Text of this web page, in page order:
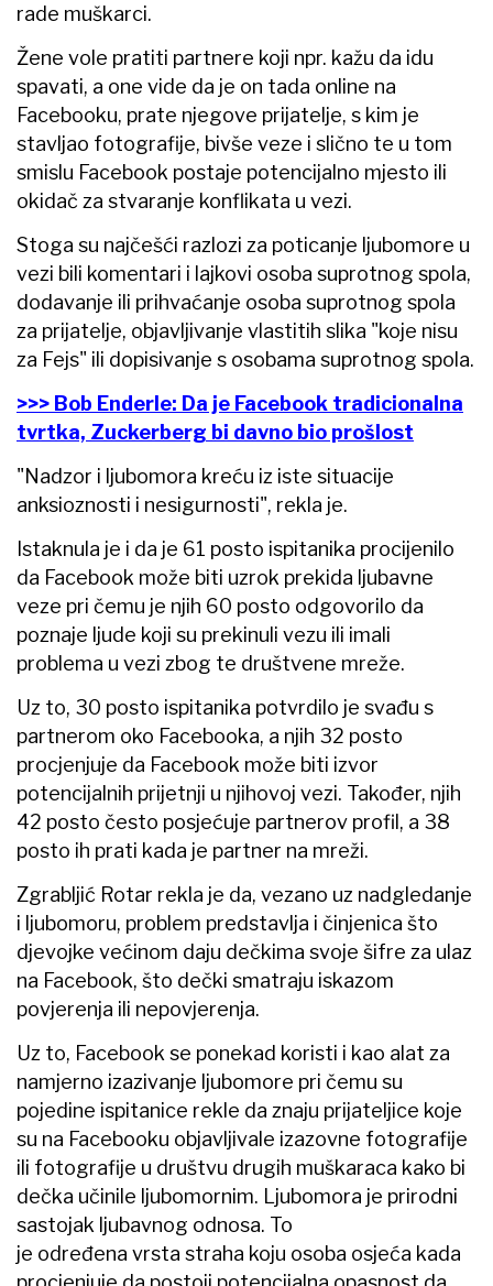
rade muškarci.
Žene vole pratiti partnere koji npr. kažu da idu
spavati, a one vide da je on tada online na
Facebooku, prate njegove prijatelje, s kim je
stavljao fotografije, bivše veze i slično te u tom
smislu Facebook postaje potencijalno mjesto ili
okidač za stvaranje konflikata u vezi.
Stoga su najčešći razlozi za poticanje ljubomore u
vezi bili komentari i lajkovi osoba suprotnog spola,
dodavanje ili prihvaćanje osoba suprotnog spola
za prijatelje, objavljivanje vlastitih slika "koje nisu
za Fejs" ili dopisivanje s osobama suprotnog spola.
>>> Bob Enderle: Da je Facebook tradicionalna
tvrtka, Zuckerberg bi davno bio prošlost
"Nadzor i ljubomora kreću iz iste situacije
anksioznosti i nesigurnosti", rekla je.
Istaknula je i da je 61 posto ispitanika procijenilo
da Facebook može biti uzrok prekida ljubavne
veze pri čemu je njih 60 posto odgovorilo da
poznaje ljude koji su prekinuli vezu ili imali
problema u vezi zbog te društvene mreže.
Uz to, 30 posto ispitanika potvrdilo je svađu s
partnerom oko Facebooka, a njih 32 posto
procjenjuje da Facebook može biti izvor
potencijalnih prijetnji u njihovoj vezi. Također, njih
42 posto često posjećuje partnerov profil, a 38
posto ih prati kada je partner na mreži.
Zgrabljić Rotar rekla je da, vezano uz nadgledanje
i ljubomoru, problem predstavlja i činjenica što
djevojke većinom daju dečkima svoje šifre za ulaz
na Facebook, što dečki smatraju iskazom
povjerenja ili nepovjerenja.
Uz to, Facebook se ponekad koristi i kao alat za
namjerno izazivanje ljubomore pri čemu su
pojedine ispitanice rekle da znaju prijateljice koje
su na Facebooku objavljivale izazovne fotografije
ili fotografije u društvu drugih muškaraca kako bi
dečka učinile ljubomornim. Ljubomora je prirodni
sastojak ljubavnog odnosa. To
je određena vrsta straha koju osoba osjeća kada